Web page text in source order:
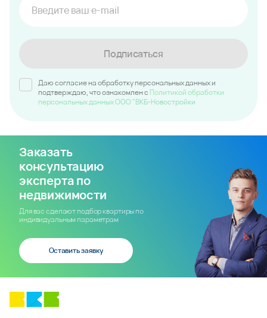
Подписаться
Даю согласие на обработку персональных данных и
подтверждаю, что ознакомлен c Политикой обработки
персональных данных ООО "ВКБ-Новостройки
Заказать
консультацию
эксперта по
недвижимости
Для вас сделают подбор квартиры по
индивидуальным параметрам
Оставить заявку